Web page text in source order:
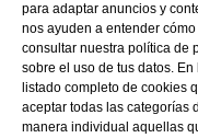
para adaptar anuncios y
nos ayuden a entender
consultar nuestra política de
sobre el uso de tus datos.
listado completo de cookies
aceptar todas las categorías
manera individual aquellas